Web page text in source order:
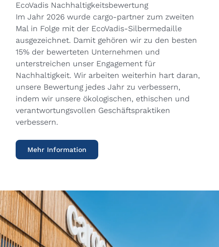
EcoVadis Nachhaltigkeitsbewertung
Im Jahr 2026 wurde cargo-partner zum zweiten
Mal in Folge mit der EcoVadis-Silbermedaille
ausgezeichnet. Damit gehören wir zu den besten
15% der bewerteten Unternehmen und
unterstreichen unser Engagement für
Nachhaltigkeit. Wir arbeiten weiterhin hart daran,
unsere Bewertung jedes Jahr zu verbessern,
indem wir unsere ökologischen, ethischen und
verantwortungsvollen Geschäftspraktiken
verbessern.
Mehr Information